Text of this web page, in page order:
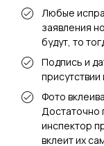
Любые
заявления
будут, то
Подпись и
Фото
Достаточно
инспектор
вклеит их